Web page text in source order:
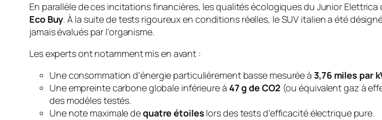
En parallèle de ces incitations financières, les qualités écologiques du Junior
Eco Buy. À la suite de tests rigoureux en conditions réelles, le SUV italien a été
jamais évalués par l’organisme.
Les experts ont notamment mis en avant :
Une consommation d’énergie particulièrement basse mesurée à 3,76 miles par
Une empreinte carbone globale inférieure à 47 g de CO2 (ou équivalent gaz à
des modèles testés.
Une note maximale dequatre étoiles lors des tests d’efficacité électrique pure.